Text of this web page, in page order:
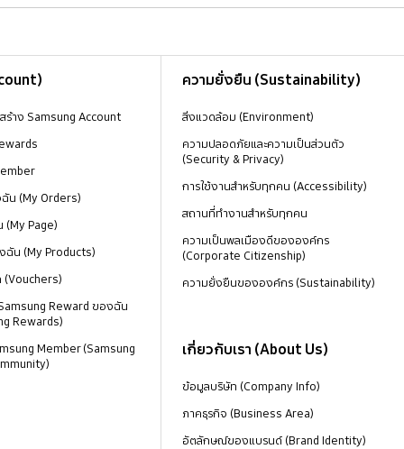
ร้าง Samsung Account
น (My Orders)
Page)
น (My Products)
Reward ของฉัน
Rewards)
Member (Samsung
ความยั่งยืน (Sustainability)
สิ่งแวดล้อม (Environment)
ความปลอดภัยและความเป็นส่วนตัว
(Security & Privacy)
การใช้งานสำหรับทุกคน (Accessibility)
สถานที่ทำงานสำหรับทุกคน
ความเป็นพลเมืองดีขององค์กร
(Corporate Citizenship)
ความยั่งยืนขององค์กร (Sustainability)
เกี่ยวกับเรา (About Us)
ข้อมูลบริษัท (Company Info)
ภาคธุรกิจ (Business Area)
อัตลักษณ์ของแบรนด์ (Brand Identity)